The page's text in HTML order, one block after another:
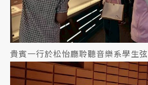
貴賓一行於松怡廳聆聽音樂系學生